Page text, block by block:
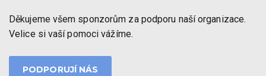
Děkujeme všem sponzorům za podporu naší organizace.
Velice si vaší pomoci vážíme.
PODPORUJÍ NÁS